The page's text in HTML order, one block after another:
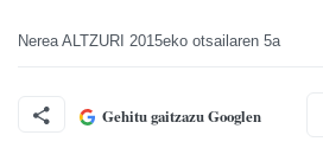
Nerea ALTZURI 2015eko otsailaren 5a
Gehitu gaitzazu Googlen